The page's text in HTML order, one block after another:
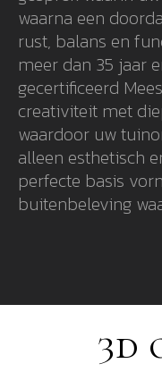
waarna een
rust, balans en
meer dan 35 jaar
gecertificeerd
creativiteit met
waardoor uw
alleen esthetisch
perfecte basis
buitenbeleving
3d